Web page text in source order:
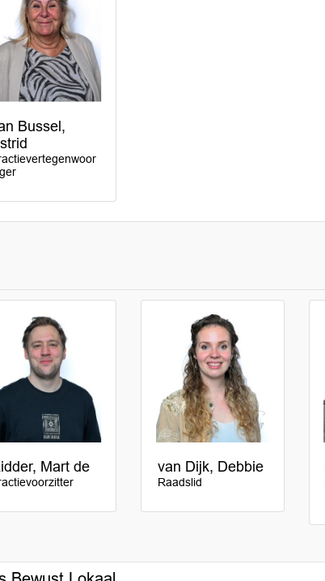
Bussel,
Mart de van Dijk, Debbie
Raadslid